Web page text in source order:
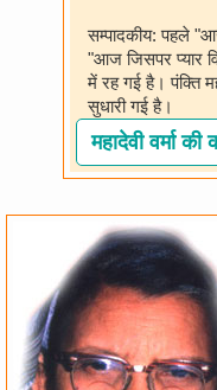
सम्पादकीय: पहले
"आज जिसपर प्यार
में रह गई है। पंक्ति
सुधारी गई है।
महादेवी वर्मा